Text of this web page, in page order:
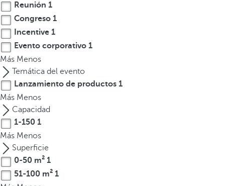
á
s
c
a
r
a
c
t
e
r
e
s
,
Reunión 1
Congreso 1
Incentive 1
Evento corporativo 1
Más Menos
Temática del evento
Lanzamiento de productos 1
Más Menos
Capacidad
1-150 1
Más Menos
Superficie
0-50 m² 1
51-100 m² 1